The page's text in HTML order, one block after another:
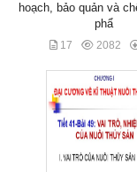
hoạch, bảo quản và
phẩ
17 2082